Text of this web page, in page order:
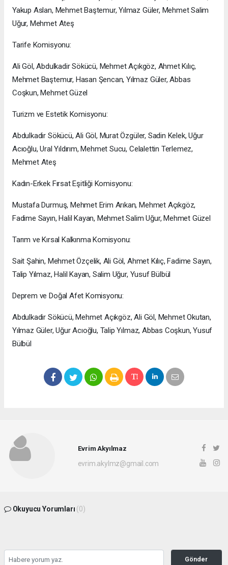
Yakup Aslan, Mehmet Baştemur, Yılmaz Güler, Mehmet Salim
Uğur, Mehmet Ateş
Tarife Komisyonu:
Ali Göl, Abdulkadir Sökücü, Mehmet Açıkgöz, Ahmet Kılıç,
Mehmet Baştemur, Hasan Şencan, Yılmaz Güler, Abbas
Coşkun, Mehmet Güzel
Turizm ve Estetik Komisyonu:
Abdulkadir Sökücü, Ali Göl, Murat Özgüler, Sadin Kelek, Uğur
Acıoğlu, Ural Yıldırım, Mehmet Sucu, Celalettin Terlemez,
Mehmet Ateş
Kadın-Erkek Fırsat Eşitliği Komisyonu:
Mustafa Durmuş, Mehmet Erim Arıkan, Mehmet Açıkgöz,
Fadime Sayın, Halil Kayan, Mehmet Salim Uğur, Mehmet Güzel
Tarım ve Kırsal Kalkınma Komisyonu:
Sait Şahin, Mehmet Özçelik, Ali Göl, Ahmet Kılıç, Fadime Sayın,
Talip Yılmaz, Halil Kayan, Salim Uğur, Yusuf Bülbül
Deprem ve Doğal Afet Komisyonu:
Abdulkadir Sökücü, Mehmet Açıkgöz, Ali Göl, Mehmet Okutan,
Yılmaz Güler, Uğur Acıoğlu, Talip Yılmaz, Abbas Coşkun, Yusuf
Bülbül
Evrim Akyılmaz
evrim.akylmz@gmail.com
Okuyucu Yorumları (0)
Gönder